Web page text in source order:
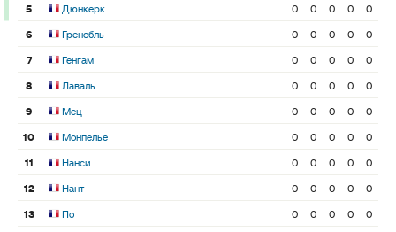
5
Дюнкерк 0 0 0 0
0
6
Гренобль 0 0 0 0
0
7
Генгам 0 0 0 0
0
8
Лаваль 0 0 0 0
0
9
Мец 0 0 0 0
0
10
Монпелье 0 0 0 0
0
11
Нанси 0 0 0 0
0
12
Нант 0 0 0 0
0
13
По 0 0 0 0
0